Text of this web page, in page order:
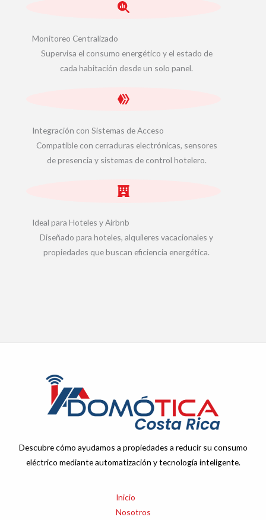
Monitoreo Centralizado
Supervisa el consumo energético y el estado de
cada habitación desde un solo panel.
Integración con Sistemas de Acceso
Compatible con cerraduras electrónicas, sensores
de presencia y sistemas de control hotelero.
Ideal para Hoteles y Airbnb
Diseñado para hoteles, alquileres vacacionales y
propiedades que buscan eficiencia energética.
Descubre cómo ayudamos a propiedades a reducir su consumo
eléctrico mediante automatización y tecnología inteligente.
Inicio
Nosotros